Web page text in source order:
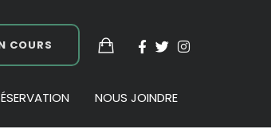
COURS
NOUS JOINDRE